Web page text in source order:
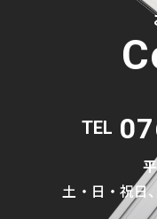
TEL
土・日・祝日